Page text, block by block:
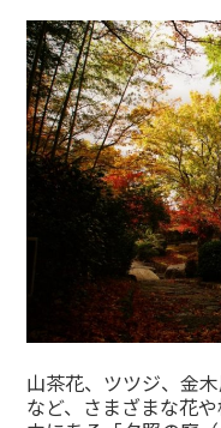
山茶花、ツツジ、金
など、さまざまな花